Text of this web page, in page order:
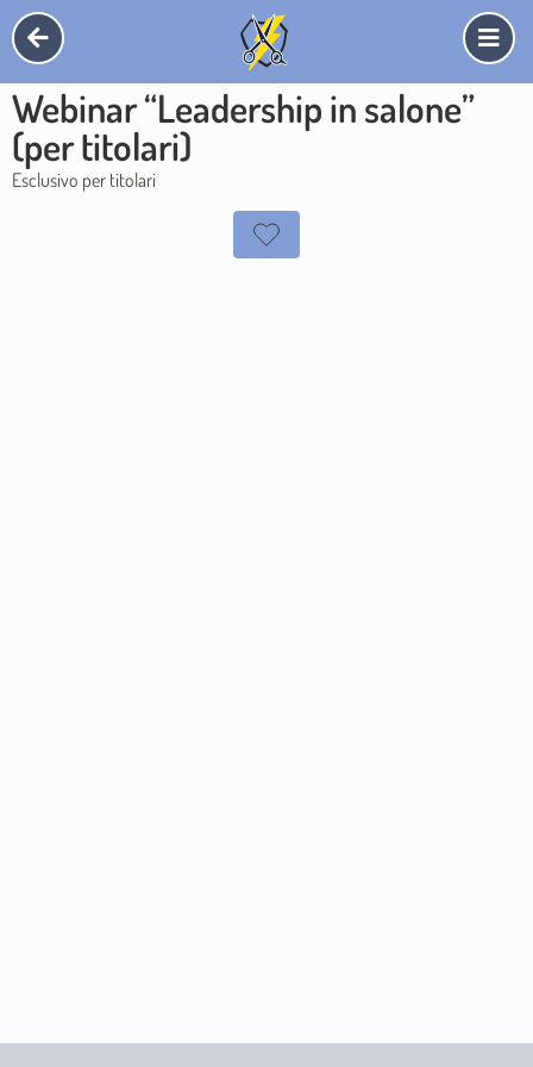
Webinar “Leadership in salone”
(per titolari)
Esclusivo per titolari